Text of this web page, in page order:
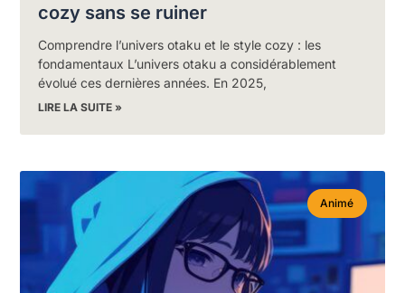
cozy sans se ruiner
Comprendre l’univers otaku et le style cozy : les
fondamentaux L’univers otaku a considérablement
évolué ces dernières années. En 2025,
LIRE LA SUITE »
Animé